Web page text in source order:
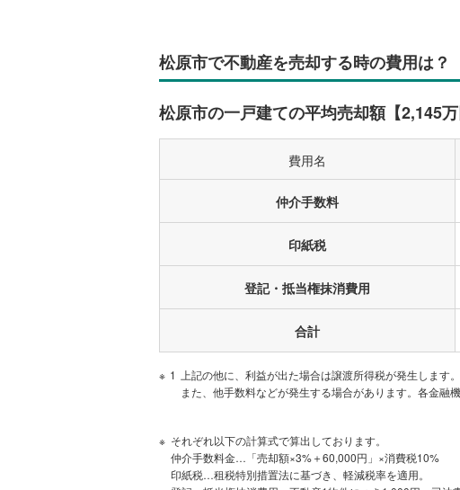
天美南
松原市 天美西 400万円
天美我堂
松原市 北新町 290万円
松原市 天美北 110万円
松原市で不動産を売却する時の費用は？
松原市の一戸建ての平均売却額【2,145
費用名
仲介手数料
印紙税
登記・抵当権抹消費用
合計
1
上記の他に、利益が出た場合は譲渡所得税が発生します
また、他手数料などが発生する場合があります。各金融
それぞれ以下の計算式で算出しております。
仲介手数料金…「売却額×3%＋60,000円」×消費税10%
印紙税…租税特別措置法に基づき、軽減税率を適用。